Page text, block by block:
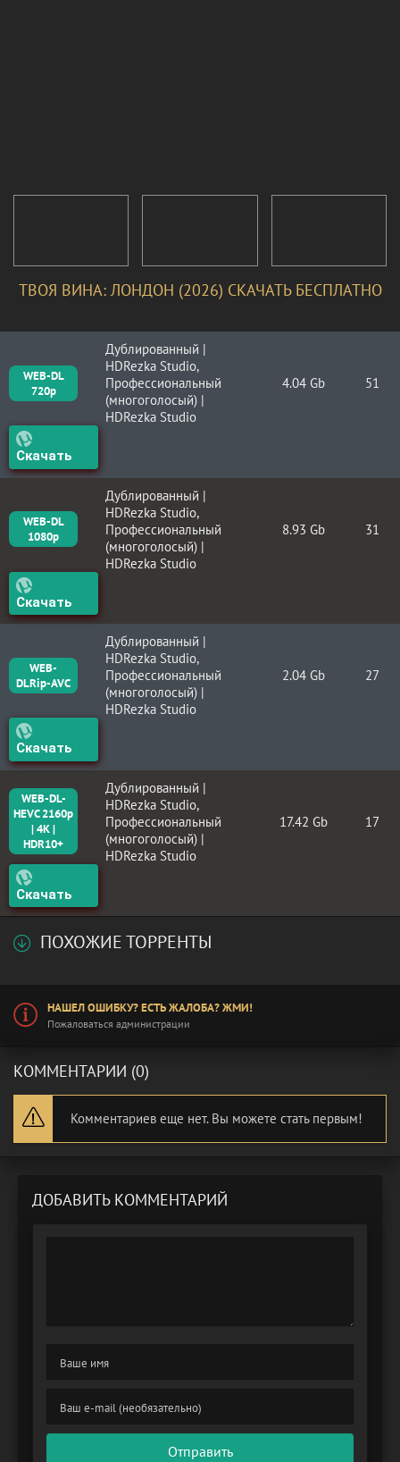
ТВОЯ ВИНА: ЛОНДОН (2026) СКАЧАТЬ БЕСПЛАТНО
WEB-DL
720p
Дублированный |
HDRezka Studio,
Профессиональный
(многоголосый) |
HDRezka Studio
4.04 Gb 51
Скачать
WEB-DL
1080p
Дублированный |
HDRezka Studio,
Профессиональный
(многоголосый) |
HDRezka Studio
8.93 Gb 31
Скачать
WEB-
DLRip-AVC
Дублированный |
HDRezka Studio,
Профессиональный
(многоголосый) |
HDRezka Studio
2.04 Gb 27
Скачать
WEB-DL-
HEVC 2160p
| 4K |
HDR10+
Дублированный |
HDRezka Studio,
Профессиональный
(многоголосый) |
HDRezka Studio
17.42 Gb 17
Скачать
ПОХОЖИЕ ТОРРЕНТЫ
НАШЕЛ ОШИБКУ? ЕСТЬ ЖАЛОБА? ЖМИ!
Пожаловаться администрации
КОММЕНТАРИИ (0)
Комментариев еще нет. Вы можете стать первым!
ДОБАВИТЬ КОММЕНТАРИЙ
Отправить